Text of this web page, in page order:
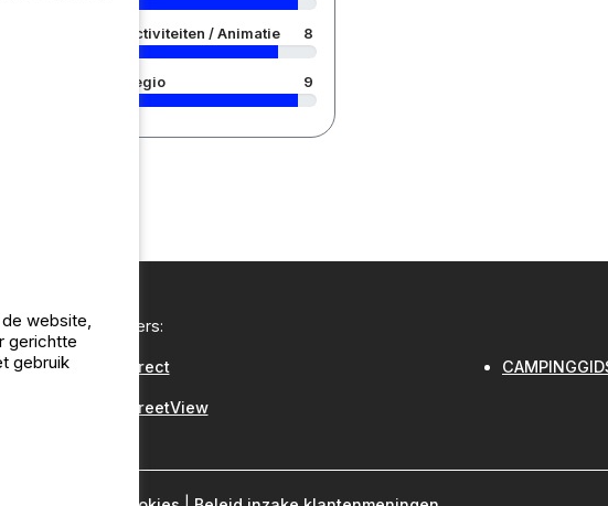
Activiteiten / Animatie 8
Regio 9
Onze partners:
CampingDirect
CampingStreetView
website,
gerichtte
gebruik